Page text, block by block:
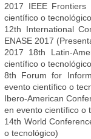
2017 IEEE
científico o
12th International
ENASE 2017
2017 18th Latin-
científico o
8th Forum for
evento científico o
Ibero-American
en evento científico o
14th World
o tecnológico)